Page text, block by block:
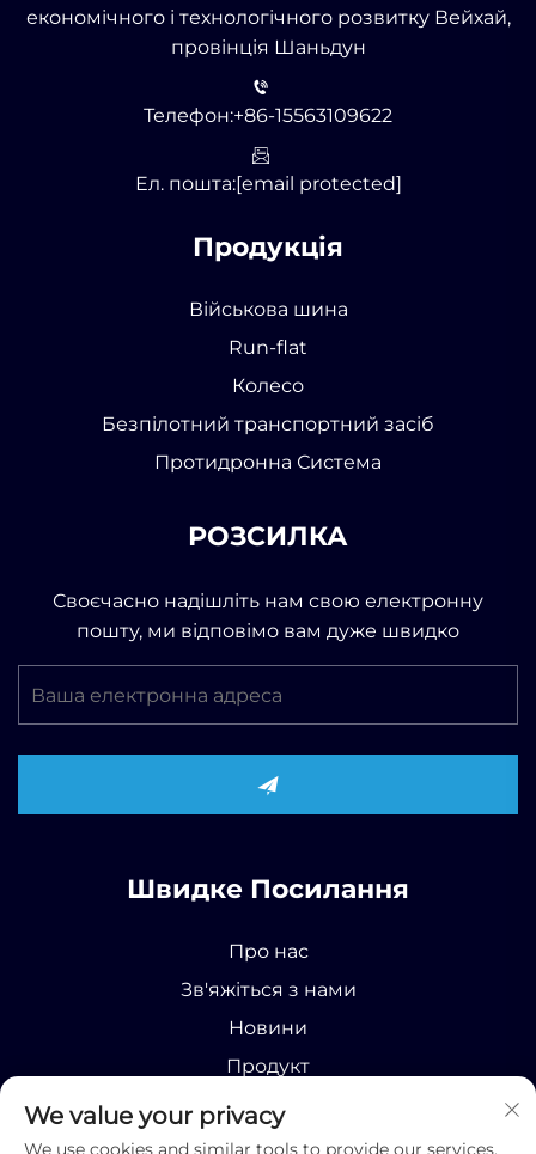
економічного і технологічного розвитку Вейхай,
провінція Шаньдун
Телефон:+86-15563109622
Ел. пошта:[email protected]
Продукція
Військова шина
Run-flat
Колесо
Безпілотний транспортний засіб
Протидронна Система
РОЗСИЛКА
Своєчасно надішліть нам свою електронну
пошту, ми відповімо вам дуже швидко
Швидке Посилання
Про нас
Зв'яжіться з нами
Новини
Продукт
We value your privacy
We use cookies and similar tools to provide our services.